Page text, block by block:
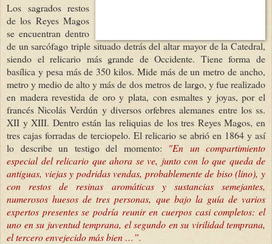
Los sagrados restos
de los Reyes Magos
se encuentran dentro
de un sarcófago triple situado detrás del altar mayor de la Catedral,
siendo el relicario más grande de Occidente. Tiene forma de
basílica y pesa más de 350 kilos. Mide más de un metro de ancho,
metro y medio de alto y más de dos metros de largo, y fue realizado
en madera revestida de oro y plata, con esmaltes y joyas, por el
francés Nicolás Verdún y diversos orfebres alemanes entre los ss.
XII y XIII. Dentro están las reliquias de los tres Reyes Magos, en
tres cajas forradas de terciopelo. El relicario se abrió en 1864 y así
lo describe un testigo del momento: "En un compartimiento
especial del relicario que ahora se ve, junto con lo que queda de
antiguas, viejas y podridas vendas, probablemente de biso (lino), y
con restos de resinas aromáticas y sustancias semejantes,
numerosos huesos de tres personas, que bajo la guía de varios
expertos presentes se podría reunir en cuerpos casi completos: el
uno en su juventud temprana, el segundo en su virilidad temprana,
el tercero envejecido más bien …”.